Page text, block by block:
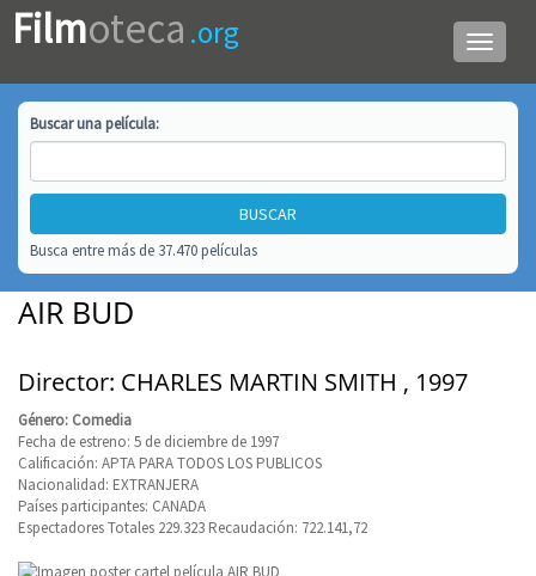
Menú
de
Filmoteca .org
Buscar unapelícula:
Busca entre más de 37.470 películas
AIR BUD
Director: CHARLES MARTIN SMITH , 1997
Género: Comedia
Fecha de estreno: 5 de diciembre de 1997
Calificación: APTA PARA TODOS LOS PUBLICOS
Nacionalidad: EXTRANJERA
Países participantes: CANADA
Espectadores Totales 229.323 Recaudación: 722.141,72